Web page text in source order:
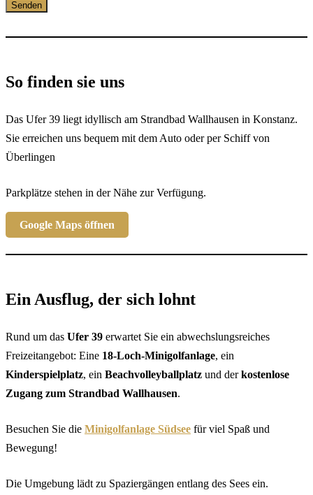
So finden sie uns
Das Ufer 39 liegt idyllisch am Strandbad Wallhausen in Konstanz.
Sie erreichen uns bequem mit dem Auto oder per Schiff von
Überlingen
Parkplätze stehen in der Nähe zur Verfügung.
Google Maps öffnen
Ein Ausflug, der sich lohnt
Rund um das Ufer 39 erwartet Sie ein abwechslungsreiches
Freizeitangebot: Eine 18-Loch-Minigolfanlage, ein
Kinderspielplatz, ein Beachvolleyballplatz und derkostenlose
Zugang zum Strandbad Wallhausen.
Besuchen Sie die Minigolfanlage Südsee für viel Spaß und
Bewegung!
Die Umgebung lädt zu Spaziergängen entlang des Sees ein.